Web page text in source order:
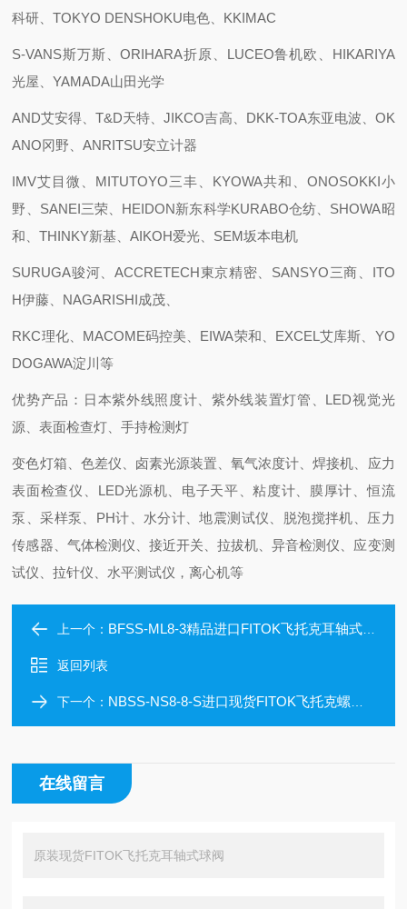
科研、TOKYO DENSHOKU电色、KKIMAC
S-VANS斯万斯、ORIHARA折原、LUCEO鲁机欧、HIKARIYA
光屋、YAMADA山田光学
AND艾安得、T&D天特、JIKCO吉高、DKK-TOA东亚电波、OK
ANO冈野、ANRITSU安立计器
IMV艾目微、MITUTOYO三丰、KYOWA共和、ONOSOKKI小
野、SANEI三荣、HEIDON新东科学KURABO仓纺、SHOWA昭
和、THINKY新基、AIKOH爱光、SEM坂本电机
SURUGA骏河、ACCRETECH東京精密、SANSYO三商、ITO
H伊藤、NAGARISHI成茂、
RKC理化、MACOME码控美、EIWA荣和、EXCEL艾库斯、YO
DOGAWA淀川等
优势产品：日本紫外线照度计、紫外线装置灯管、LED视觉光
源、表面检查灯、手持检测灯
变色灯箱、色差仪、卤素光源装置、氧气浓度计、焊接机、应力
表面检查仪、LED光源机、电子天平、粘度计、膜厚计、恒流
泵、采样泵、PH计、水分计、地震测试仪、脱泡搅拌机、压力
传感器、气体检测仪、接近开关、拉拔机、异音检测仪、应变测
试仪、拉针仪、水平测试仪，离心机等
上一个： BFSS-ML8-3精品进口FITOK飞托克耳轴式球阀
返回列表
下一个： NBSS-NS8-8-S进口现货FITOK飞托克螺纹阀盖针阀
在线留言